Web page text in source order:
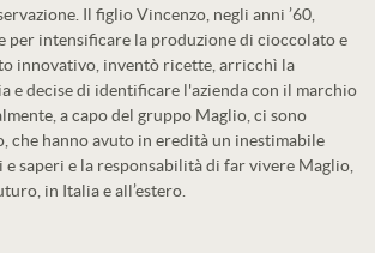
Il figlio Vincenzo, negli anni ’60,
intensificare la produzione di cioccolato e
innovativo, inventò ricette, arricchì la
e decise di identificare l'azienda con il marchio
a capo del gruppo Maglio, ci sono
che hanno avuto in eredità un inestimabile
saperi e la responsabilità di far vivere Maglio,
in Italia e all’estero.